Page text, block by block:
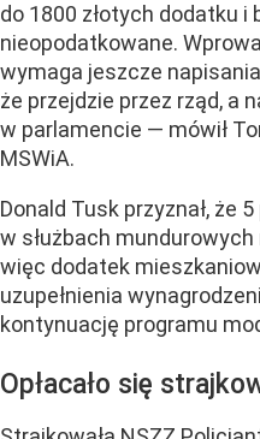
do 1800 złotych dodatku i
nieopodatkowane.
wymaga jeszcze
że przejdzie przez rząd, a
w parlamencie — mówił
MSWiA.
Donald Tusk przyznał, że
w służbach
więc dodatek
uzupełnienia
kontynuację programu
Opłacało się